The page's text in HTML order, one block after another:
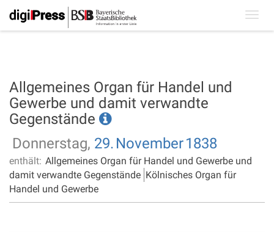
Allgemeines Organ für Handel und
Gewerbe und damit verwandte
Gegenstände
Donnerstag, 29. November1838
enthält: Allgemeines Organ für Handel und Gewerbe und
damit verwandte Gegenstände Kölnisches Organ für
Handel und Gewerbe